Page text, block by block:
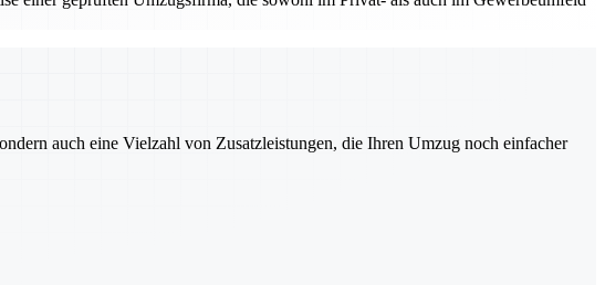
auch eine Vielzahl von Zusatzleistungen, die Ihren Umzug noch einfacher